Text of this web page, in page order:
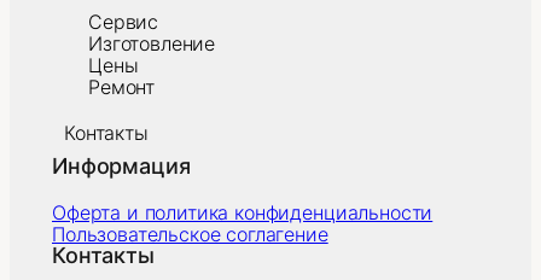
Сервис
Изготовление
Цены
Ремонт
Контакты
Информация
Оферта и политика конфиденциальности
Пользовательское соглагение
Контакты